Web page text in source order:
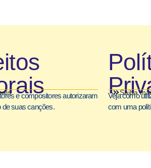
e compositores autorizaram
de suas canções.
Saiba
Veja como
com uma